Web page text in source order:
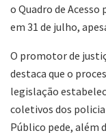
o Quadro de
em 31 de julho,
O promotor de
destaca que o
legislação
coletivos dos
Público pede, além